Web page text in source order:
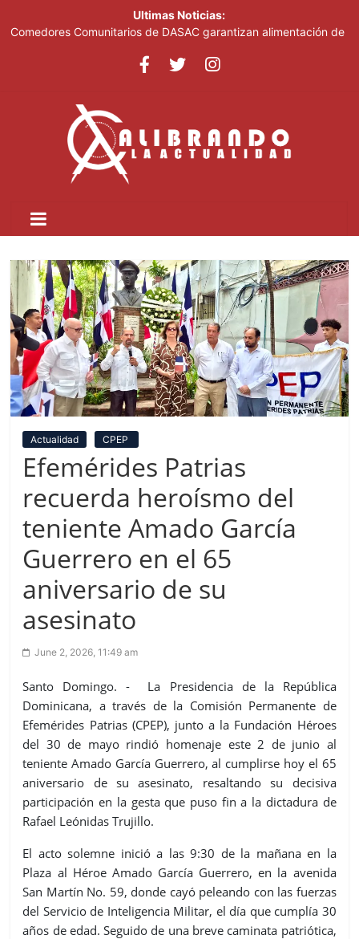
Ultimas Noticias:
Comedores Comunitarios de DASAC garantizan alimentación de
Centroamericanos y del Caribe Santo Domingo 2026
Senado de EE. UU. aprueba nuevo paquete de sanciones a
Italia dice que no acepta ultimátums y mantendrá la suspensión
del Schengen con España
Fransheska Matías gana dos plata en el torneo de pesas de los
Actualidad CPEP
Efemérides Patrias
recuerda heroísmo del
teniente Amado García
Guerrero en el 65
aniversario de su
asesinato
June 2, 2026, 11:49 am
Santo Domingo. - La Presidencia de la República
Dominicana, a través de la Comisión Permanente de
Efemérides Patrias (CPEP), junto a la Fundación Héroes
del 30 de mayo rindió homenaje este 2 de junio al
teniente Amado García Guerrero, al cumplirse hoy el 65
aniversario de su asesinato, resaltando su decisiva
participación en la gesta que puso fin a la dictadura de
Rafael Leónidas Trujillo.
El acto solemne inició a las 9:30 de la mañana en la
Plaza al Héroe Amado García Guerrero, en la avenida
San Martín No. 59, donde cayó peleando con las fuerzas
del Servicio de Inteligencia Militar, el día que cumplía 30
años de edad. Seguido de una breve caminata patriótica,